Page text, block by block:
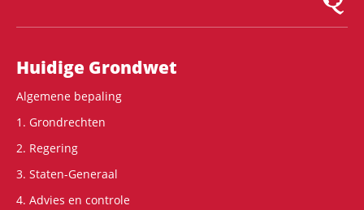
Hoofdnavigatie
Huidige Grondwet
Algemene bepaling
1. Grondrechten
2. Regering
3. Staten-Generaal
4. Advies en controle